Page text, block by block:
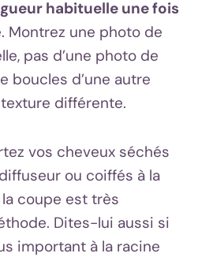
habituelle une fois
Montrez une photo de
pas d’une photo de
boucles d’une autre
différente.
vos cheveux séchés
ou coiffés à la
coupe est très
Dites-lui aussi si
important à la racine